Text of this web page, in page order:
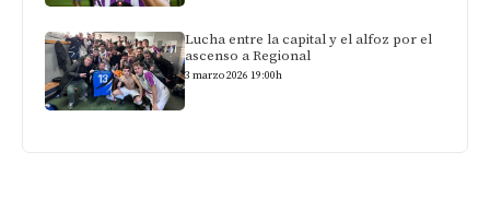
Lucha entre la capital y el alfoz por el
ascenso a Regional
3 marzo 2026 19:00h